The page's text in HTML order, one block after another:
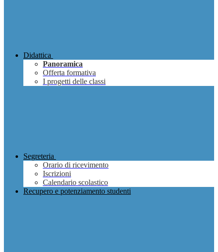
Didattica
Panoramica
Offerta formativa
I progetti delle classi
Segreteria
Orario di ricevimento
Iscrizioni
Calendario scolastico
Recupero e potenziamento studenti